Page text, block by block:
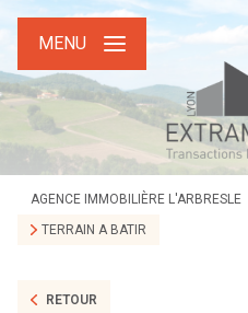
MENU
AGENCE IMMOBILIÈRE L'ARBRESLE
TERRAIN A BATIR
RETOUR